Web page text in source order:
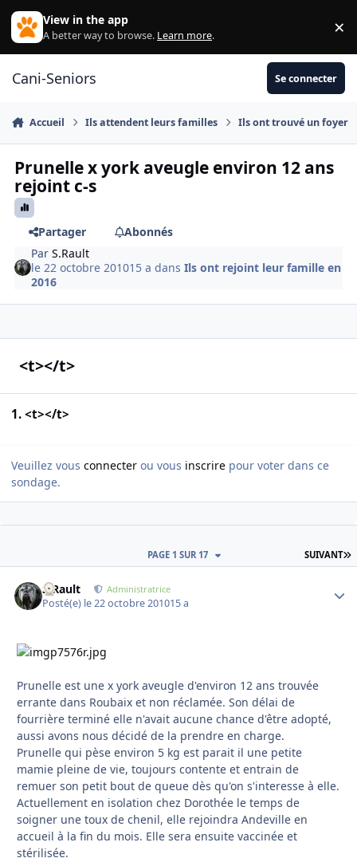
Aller au contenu
View in the app
A better way to browse. Learn more. ×
Cani-Seniors Se connecter
Accueil Ils attendent leurs familles Ils ont trouvé un foyer
Prunelle x york aveugle environ 12 ans
rejoint c-s
Partager
Abonnés
ParS.Rault
le 22 octobre 201015 a dansIls ont rejoint leur famille en
2016
<t></t>
1. <t></t>
Veuillez vous connecter ou vous inscrire pour voter dans ce
sondage.
SUIVANT
PAGE 1 SUR 17
S.Rault Administratrice
Posté(e) le 22 octobre 201015 a
Prunelle est une x york aveugle d'environ 12 ans trouvée
errante dans Roubaix et non réclamée. Son délai de
fourrière terminé elle n'avait aucune chance d'être adopté,
aussi avons nous décidé de la prendre en charge.
Prunelle qui pèse environ 5 kg est parait il une petite
mamie pleine de vie, toujours contente et entrain de
remuer son petit bout de queue dès qu'on s'interesse à elle.
Actuellement en isolation chez Dorothée le temps de
soigner une toux de chenil, elle rejoindra Andeville en
accueil à la fin du mois. Elle sera ensuite vaccinée et
stérilisée.